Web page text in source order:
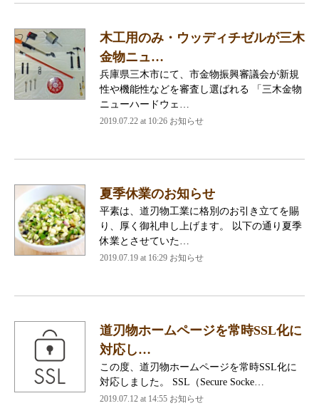
木工用のみ・ウッディチゼルが三木
金物ニュ…
兵庫県三木市にて、市金物振興審議会が新規
性や機能性などを審査し選ばれる 「三木金物
ニューハードウェ…
2019.07.22 at 10:26 お知らせ
夏季休業のお知らせ
平素は、道刃物工業に格別のお引き立てを賜
り、厚く御礼申し上げます。 以下の通り夏季
休業とさせていた…
2019.07.19 at 16:29 お知らせ
道刃物ホームページを常時SSL化に
対応し…
この度、道刃物ホームページを常時SSL化に
対応しました。 SSL（Secure Socke…
2019.07.12 at 14:55 お知らせ